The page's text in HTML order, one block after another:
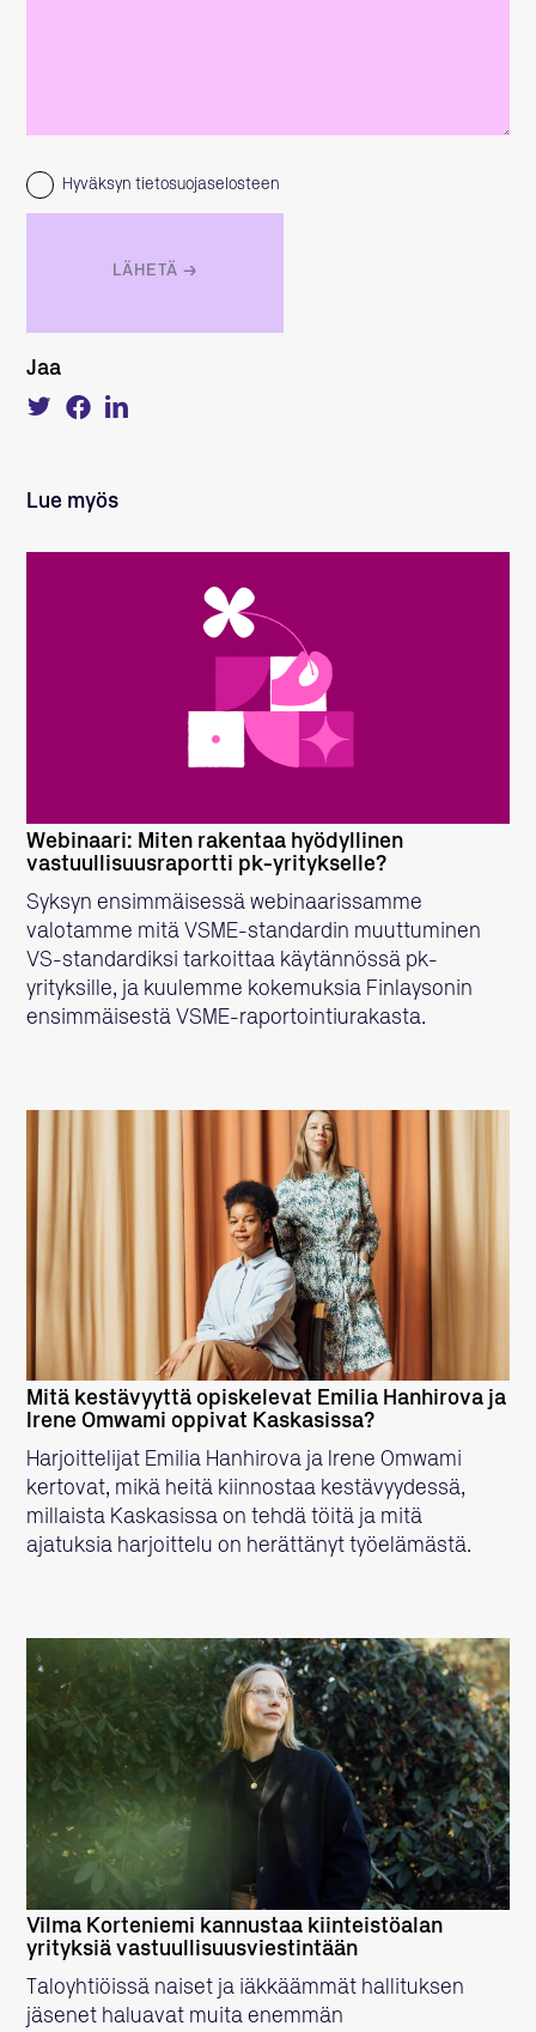
Hyväksyn tietosuojaselosteen
Jaa
Tweet
about
Share
on
Lue myös
LUE LISÄÄ
Webinaari: Miten rakentaa hyödyllinen
vastuullisuusraportti pk-yritykselle?
Syksyn ensimmäisessä webinaarissamme
valotamme mitä VSME-standardin muuttuminen
VS-standardiksi tarkoittaa käytännössä pk-
yrityksille, ja kuulemme kokemuksia Finlaysonin
ensimmäisestä VSME-raportointiurakasta.
LUE LISÄÄ
Mitä kestävyyttä opiskelevat Emilia Hanhirova ja
Irene Omwami oppivat Kaskasissa?
Harjoittelijat Emilia Hanhirova ja Irene Omwami
kertovat, mikä heitä kiinnostaa kestävyydessä,
millaista Kaskasissa on tehdä töitä ja mitä
ajatuksia harjoittelu on herättänyt työelämästä.
LUE LISÄÄ
Vilma Korteniemi kannustaa kiinteistöalan
yrityksiä vastuullisuusviestintään
Taloyhtiöissä naiset ja iäkkäämmät hallituksen
jäsenet haluavat muita enemmän